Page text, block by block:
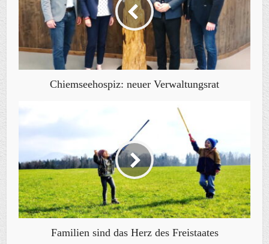
Chiemseehospiz: neuer Verwaltungsrat
Familien sind das Herz des Freistaates